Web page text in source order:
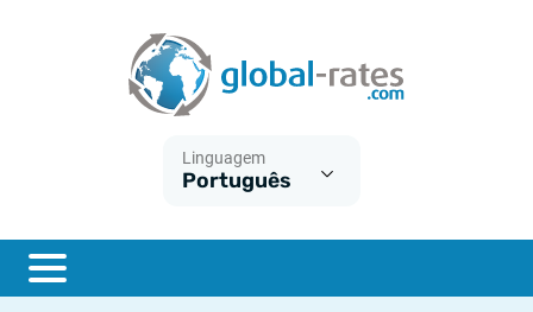
Linguagem
Português
ESTER
O que é a inflação do IPC?
O que é a inflação do IHPC?
Inflação Estados Unidos
Taxas Euribor históricas
Taxas ESTER históricas
Taxas SONIA históricas
Calculadora de inflação